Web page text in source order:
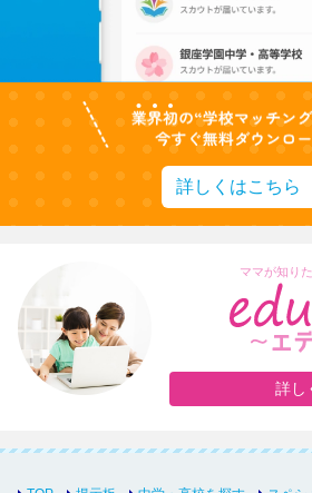
詳しくはこちら
ママが知り
詳し